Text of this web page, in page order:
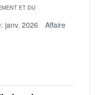
ET DU
janv. 2026
Affaire